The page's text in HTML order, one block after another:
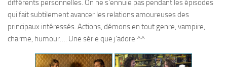
différents personnelles. On ne s’ennuie pas pendant les épisodes
qui fait subtilement avancer les relations amoureuses des
principaux intéressés. Actions, démons en tout genre, vampire,
charme, humour…. Une série que j’adore ^^